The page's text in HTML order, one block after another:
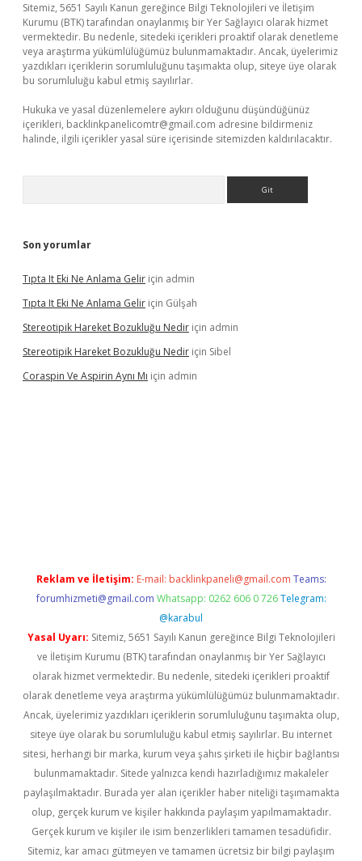
Sitemiz, 5651 Sayılı Kanun gereğince Bilgi Teknolojileri ve İletişim
Kurumu (BTK) tarafından onaylanmış bir Yer Sağlayıcı olarak hizmet
vermektedir. Bu nedenle, sitedeki içerikleri proaktif olarak denetleme
veya araştırma yükümlülüğümüz bulunmamaktadır. Ancak, üyelerimiz
yazdıkları içeriklerin sorumluluğunu taşımakta olup, siteye üye olarak
bu sorumluluğu kabul etmiş sayılırlar.
Hukuka ve yasal düzenlemelere aykırı olduğunu düşündüğünüz
içerikleri, backlinkpanelicomtr@gmail.com adresine bildirmeniz
halinde, ilgili içerikler yasal süre içerisinde sitemizden kaldırılacaktır.
Son yorumlar
Tıpta It Eki Ne Anlama Gelir için admin
Tıpta It Eki Ne Anlama Gelir için Gülşah
Stereotipik Hareket Bozukluğu Nedir için admin
Stereotipik Hareket Bozukluğu Nedir için Sibel
Coraspin Ve Aspirin Aynı Mı için admin
Reklam ve İletişim: E-mail: backlinkpaneli@gmail.com Teams:
forumhizmeti@gmail.com Whatsapp: 0262 606 0 726 Telegram:
@karabul
Yasal Uyarı: Sitemiz, 5651 Sayılı Kanun gereğince Bilgi Teknolojileri
ve İletişim Kurumu (BTK) tarafından onaylanmış bir Yer Sağlayıcı
olarak hizmet vermektedir. Bu nedenle, sitedeki içerikleri proaktif
olarak denetleme veya araştırma yükümlülüğümüz bulunmamaktadır.
Ancak, üyelerimiz yazdıkları içeriklerin sorumluluğunu taşımakta olup,
siteye üye olarak bu sorumluluğu kabul etmiş sayılırlar. Bu internet
sitesi, herhangi bir marka, kurum veya şahıs şirketi ile hiçbir bağlantısı
bulunmamaktadır. Sitede yalnızca kendi hazırladığımız makaleler
paylaşılmaktadır. Burada yer alan içerikler haber niteliği taşımamakta
olup, gerçek kurum ve kişiler hakkında paylaşım yapılmamaktadır.
Gerçek kurum ve kişiler ile isim benzerlikleri tamamen tesadüfidir.
Sitemiz, kar amacı gütmeyen ve tamamen ücretsiz bir bilgi paylaşım